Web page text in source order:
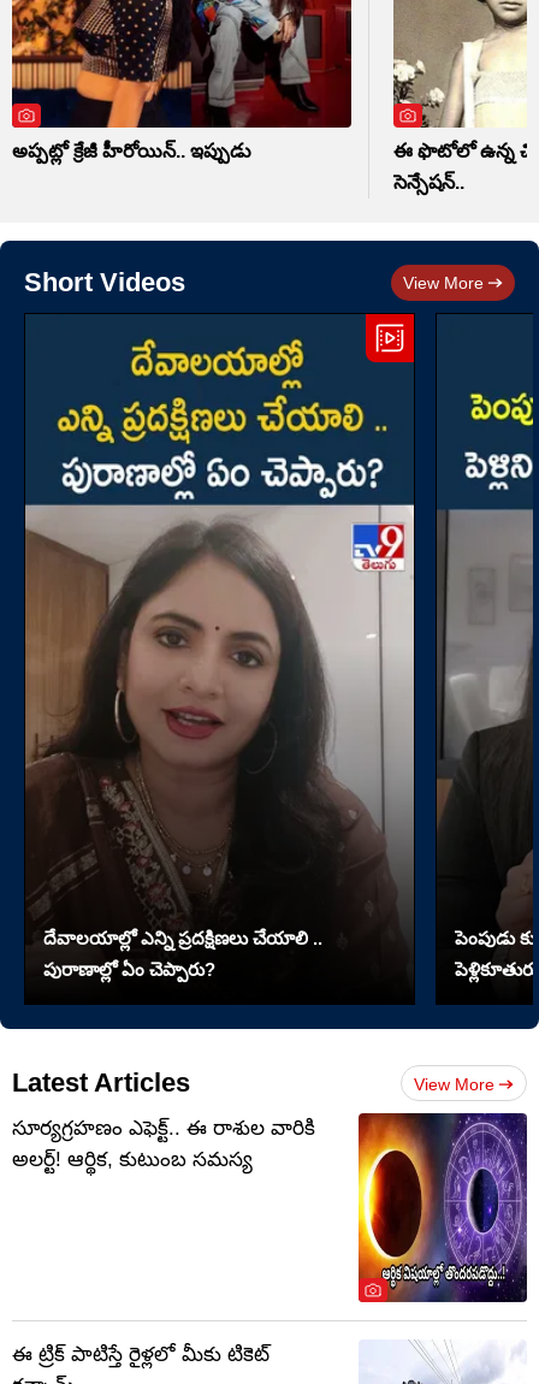
అప్పట్లో క్రేజీ హీరోయిన్.. ఇప్పుడు
ఈ ఫొటోలో ఉన్న
సెన్సేషన్..
Short Videos View More
దేవాలయాల్లో ఎన్ని ప్రదక్షిణలు చేయాలి ..
పురాణాల్లో ఏం చెప్పారు?
పెంపుడు
పెళ్లికూతురు
Latest Articles View More
సూర్యగ్రహణం ఎఫెక్ట్.. ఈ రాశుల వారికి
అలర్ట్! ఆర్థిక, కుటుంబ సమస్య
ఈ ట్రిక్ పాటిస్తే రైళ్లలో మీకు టికెట్